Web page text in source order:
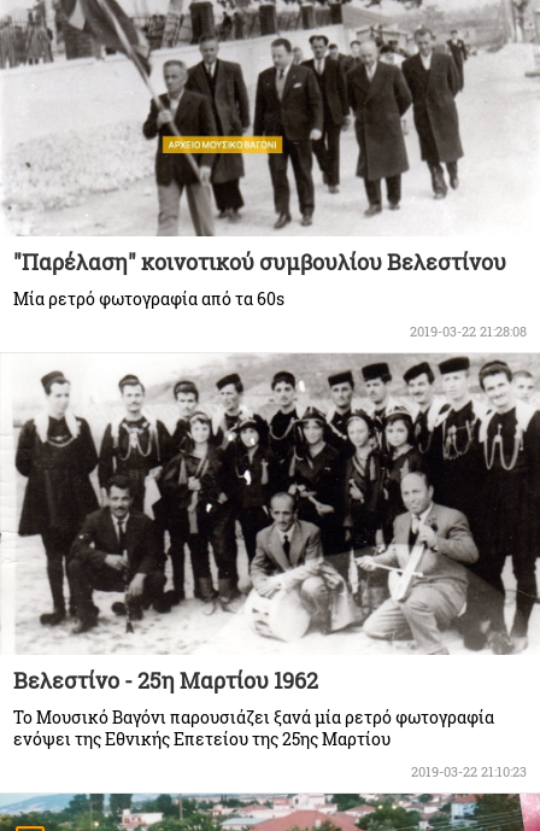
"Παρέλαση" κοινοτικού συμβουλίου Βελεστίνου
Μία ρετρό φωτογραφία από τα 60s
2019-03-22 21:28:08
Βελεστίνο - 25η Μαρτίου 1962
To Mουσικό Βαγόνι παρουσιάζει ξανά μία ρετρό φωτογραφία
ενόψει της Εθνικής Επετείου της 25ης Μαρτίου
2019-03-22 21:10:23